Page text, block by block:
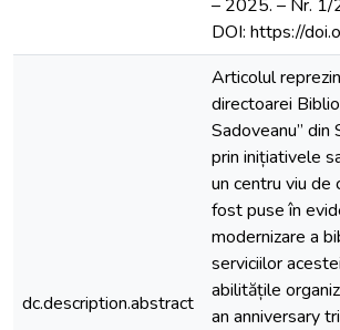
– 2025. – Nr.
DOI: https://
dc.description.abstract
Articolul
directoarei
Sadoveanu” din
prin inițiativele
un centru viu de
fost puse în
modernizare a
serviciilor
abilitățile
an anniversary